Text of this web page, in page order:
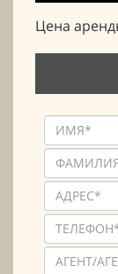
Цена